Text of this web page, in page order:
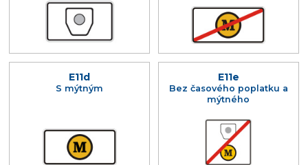
E11d
S mýtným
E11e
Bez časového poplatku a
mýtného